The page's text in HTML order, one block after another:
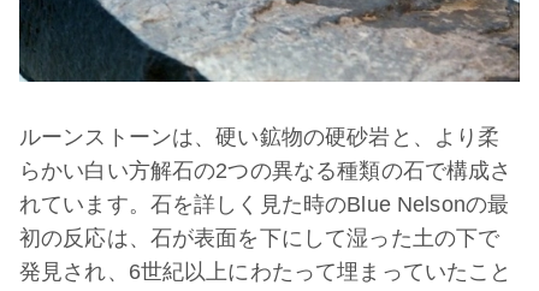
ルーンストーンは、硬い鉱物の硬砂岩と、より柔
らかい白い方解石の2つの異なる種類の石で構成さ
れています。石を詳しく見た時のBlue Nelsonの最
初の反応は、石が表面を下にして湿った土の下で
発見され、6世紀以上にわたって埋まっていたこと